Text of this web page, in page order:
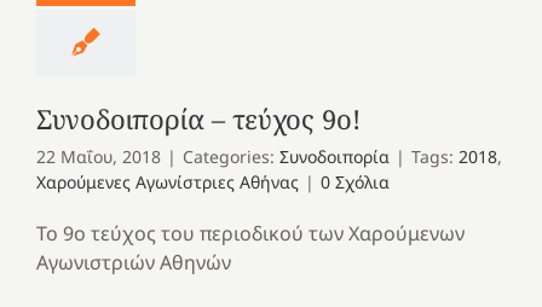
Συνοδοιπορία – τεύχος 9ο!
22 Μαΐου, 2018 | Categories: Συνοδοιπορία | Tags: 2018,
Χαρούμενες Αγωνίστριες Αθήνας | 0 Σχόλια
Το 9ο τεύχος του περιοδικού των Χαρούμενων
Αγωνιστριών Αθηνών